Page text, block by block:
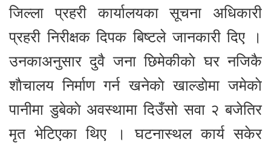
जिल्ला प्रहरी कार्यालयका सूचना अधिकारी
प्रहरी निरीक्षक दिपक बिष्टले जानकारी दिए ।
उनकाअनुसार दुवै जना छिमेकीकाे घर नजिकै
शाैचालय निर्माण गर्न खनेकाे खाल्डाेमा जमेकाे
पानीमा डुबेकाे अवस्थामा दिउँसो सवा २ बजेतिर
मृत भेटिएका थिए । घटनास्थल कार्य सकेर